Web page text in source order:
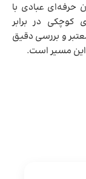
حرفه‌ای عبادی با
کوچکی در برابر
و بررسی دقیق
مسیر است.